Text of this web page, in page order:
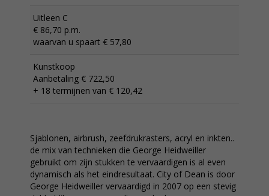
Uitleen C
€ 86,70 p.m.
waarvan u spaart € 57,80
Kunstkoop
Aanbetaling € 722,50
+ 18 termijnen van € 120,42
Sjablonen, airbrush, zeefdrukrasters, acryl en inkten..
de mix van technieken die George Heidweiller
gebruikt om zijn stukken te vervaardigen is al even
dynamisch als het eindresultaat. City of Dean is door
George Heidweiller vervaardigd in 2007 op een stevig